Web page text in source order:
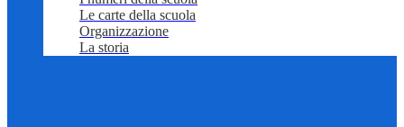
Le carte della scuola
Organizzazione
La storia